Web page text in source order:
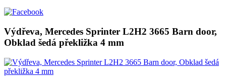
Výdřeva, Mercedes Sprinter L2H2 3665 Barn door,
Obklad šedá překližka 4 mm